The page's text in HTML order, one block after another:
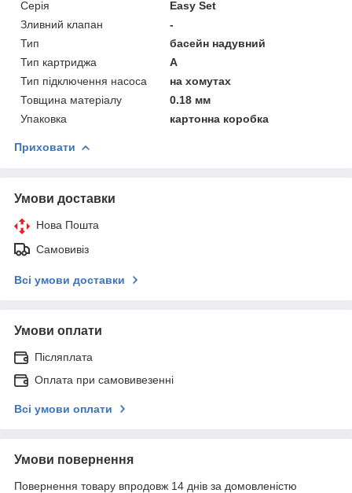
Серія
Easy Set
Зливний клапан
-
Тип
басейн надувний
Тип картриджа
А
Тип підключення насоса
на хомутах
Товщина матеріалу
0.18 мм
Упаковка
картонна коробка
Приховати
Умови доставки
Нова Пошта
Самовивіз
Всі умови доставки
Умови оплати
Післяплата
Оплата при самовивезенні
Всі умови оплати
Умови повернення
Повернення товару впродовж 14 днів за домовленістю